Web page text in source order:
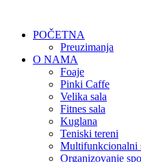
POČETNA
Preuzimanja
O NAMA
Foaje
Pinki Caffe
Velika sala
Fitnes sala
Kuglana
Teniski tereni
Multifunkcionalni
Organizovanje